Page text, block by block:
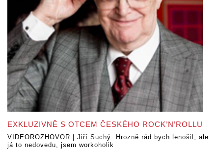
EXKLUZIVNĚ S OTCEM ČESKÉHO ROCK’N’ROLLU
VIDEOROZHOVOR | Jiří Suchý: Hrozně rád bych lenošil, ale
já to nedovedu, jsem workoholik